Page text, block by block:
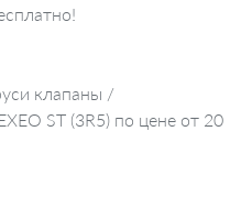
клапаны /
ST (3R5) по цене от 20